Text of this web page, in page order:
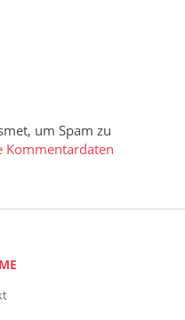
um Spam zu
Kommentardaten